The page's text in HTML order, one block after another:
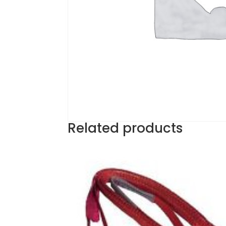
Related products